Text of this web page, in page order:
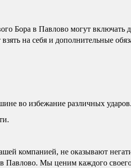
Бора в Павлово могут
на себя и дополнительные
во избежание различных ударов.
компанией, не оказывают
Павлово. Мы ценим каждого